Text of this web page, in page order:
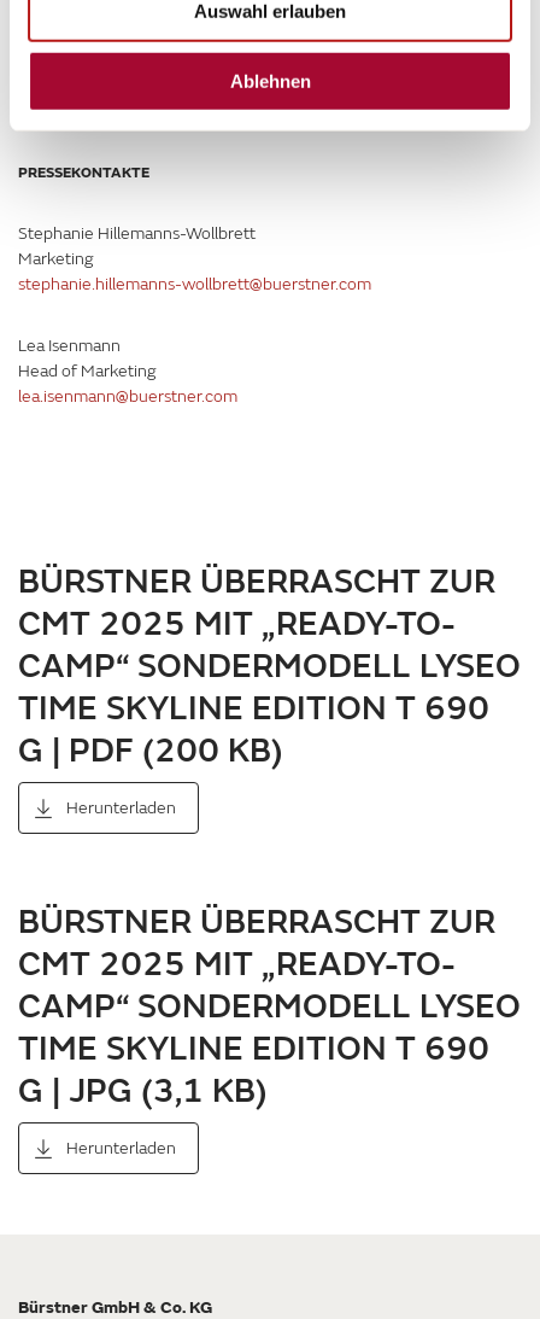
Auswahl erlauben
Ablehnen
*Alle Abbildungen beispielhaft. Das Serienfahrzeug hat im Vergleich zur Abbildung keine Alufelgen,
**Ersparnis bezieht sich auf den Vergleichspreis des Basismodells Limited T 690 G, gültig ab
01.01.2025, unverbindliche Preisempfehlung für Deutschland.“
PRESSEKONTAKTE
Stephanie Hillemanns-Wollbrett
Marketing
stephanie.hillemanns-wollbrett@buerstner.com
Lea Isenmann
Head of Marketing
lea.isenmann@buerstner.com
BÜRSTNER ÜBERRASCHT ZUR
CMT 2025 MIT „READY-TO-
CAMP“ SONDERMODELL LYSEO
TIME SKYLINE EDITION T 690
G | PDF (200 KB)
Herunterladen
BÜRSTNER ÜBERRASCHT ZUR
CMT 2025 MIT „READY-TO-
CAMP“ SONDERMODELL LYSEO
TIME SKYLINE EDITION T 690
G | JPG (3,1 KB)
Herunterladen
Bürstner GmbH & Co. KG